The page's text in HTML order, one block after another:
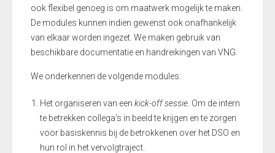
ook flexibel genoeg is om maatwerk mogelijk te maken.
De modules kunnen indien gewenst ook onafhankelijk
van elkaar worden ingezet. We maken gebruik van
beschikbare documentatie en handreikingen van VNG.
We onderkennen de volgende modules:
Het organiseren van een kick-off sessie . Om de intern
te betrekken collega’s in beeld te krijgen ente zorgen
voor basiskennis bij de betrokkenen over het DSO en
hun rol in het vervolgtraject